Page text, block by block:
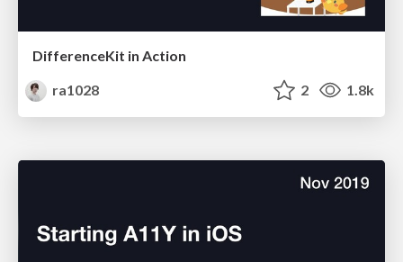
DifferenceKit in Action
ra1028
2 1.8k